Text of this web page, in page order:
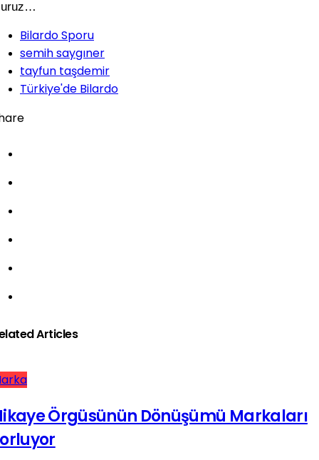
Bilardo Sporu
semih saygıner
tayfun taşdemir
Türkiye'de Bilardo
Articles
Örgüsünün Dönüşümü Markaları